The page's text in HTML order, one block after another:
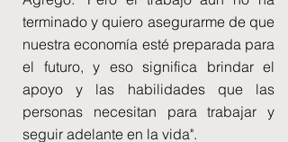
terminado y quiero asegurarme de que
nuestra economía esté preparada para
el futuro, y eso significa brindar el
apoyo y las habilidades que las
personas necesitan para trabajar y
seguir adelante en la vida".